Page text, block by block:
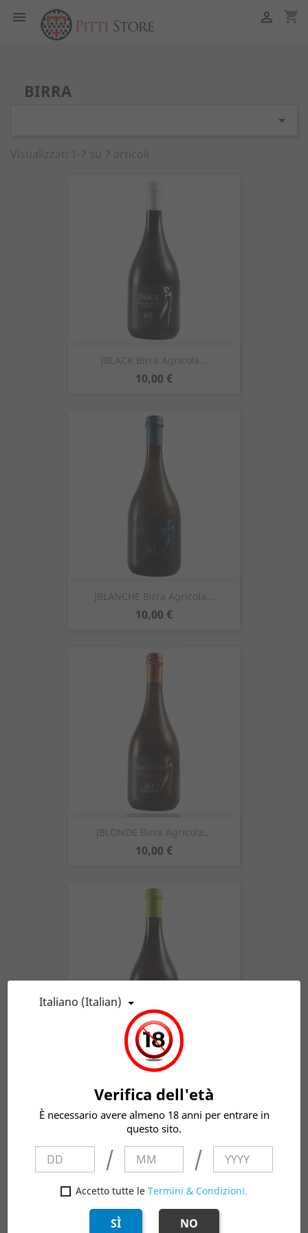
Italiano (Italian)
Verifica dell'età
È necessario avere almeno 18 anni per entrare in
questo sito.
/ /
Accetto tutte le Termini & Condizioni.
SÌ NO
 shopping_cart

BIRRA

Visualizzati 1-7 su 7 articoli
JBLACK Birra Agricola...
Prezzo
10,00 €
JBLANCHE Birra Agricola...
Prezzo
10,00 €
JBLONDE Birra Agricola...
Prezzo
10,00 €
JIPA Birra Agricola Toscana...
Prezzo
10,00 €